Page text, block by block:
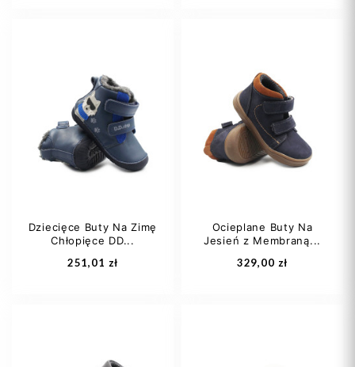
21 22
Dodaj do koszyka
21 22
Dodaj do koszyka
Dziecięce Buty Na Zimę
Chłopięce DD...
251,01 zł
Ocieplane Buty Na
Jesień z Membraną...
329,00 zł